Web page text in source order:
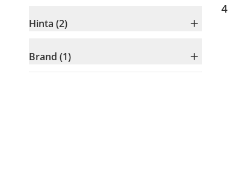
Hinta (2)
Brand (1)
4